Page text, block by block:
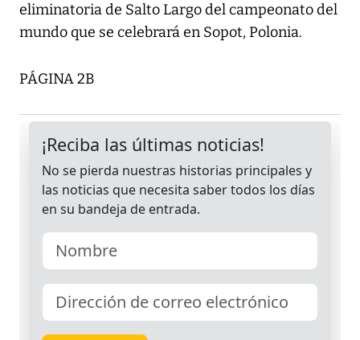
eliminatoria de Salto Largo del campeonato del
mundo que se celebrará en Sopot, Polonia.
PÁGINA 2B